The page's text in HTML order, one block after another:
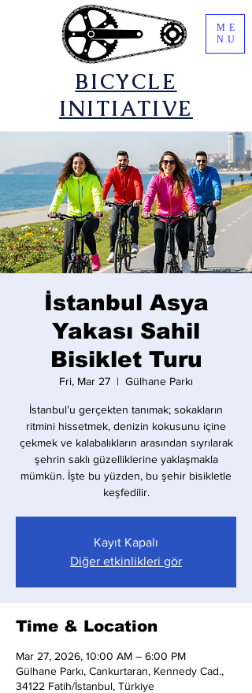
​BICYCLE
INITIATIVE
ME
NU
İstanbul Asya
Yakası Sahil
Bisiklet Turu
Fri, Mar 27
  |
Gülhane Parkı
İstanbul’u gerçekten tanımak; sokakların
ritmini hissetmek, denizin kokusunu içine
çekmek ve kalabalıkların arasından sıyrılarak
şehrin saklı güzelliklerine yaklaşmakla
mümkün. İşte bu yüzden, bu şehir bisikletle
keşfedilir.
Kayıt Kapalı
Diğer etkinlikleri gör
Time & Location
Mar 27, 2026, 10:00 AM – 6:00 PM
Gülhane Parkı, Cankurtaran, Kennedy Cad.,
34122 Fatih/İstanbul, Türkiye